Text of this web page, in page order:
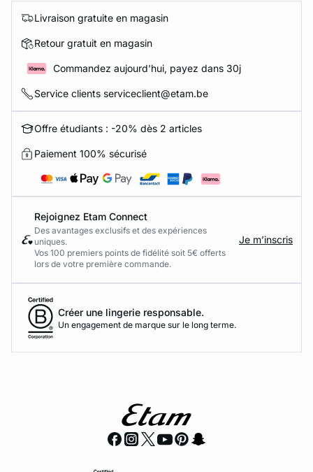
Livraison gratuite en magasin
Retour gratuit en magasin
Commandez aujourd'hui, payez dans 30j
Service clients serviceclient@etam.be
Offre étudiants : -20% dès 2 articles
Paiement 100% sécurisé
Rejoignez Etam Connect
Des avantages exclusifs et des expériences
uniques.
Vos 100 premiers points de fidélité soit 5€ offerts
lors de votre première commande.​
Je m’inscris
Créer une lingerie responsable.
Un engagement de marque sur le long terme.